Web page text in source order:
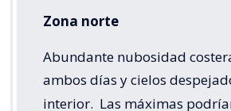
Zona norte
Abundante nubosidad
ambos días y cielos
interior. Las máximas